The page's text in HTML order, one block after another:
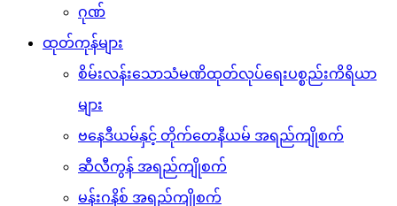
ဂုဏ်
ထုတ်ကုန်များ
စိမ်းလန်းသောသံမဏိထုတ်လုပ်ရေးပစ္စည်းကိရိယာ
များ
ဗနေဒီယမ်နှင့် တိုက်တေနီယမ် အရည်ကျိုစက်
ဆီလီကွန် အရည်ကျိုစက်
မန်းဂနိစ် အရည်ကျိုစက်